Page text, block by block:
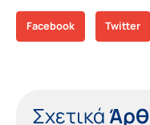
Facebook Twitter
Σχετικά